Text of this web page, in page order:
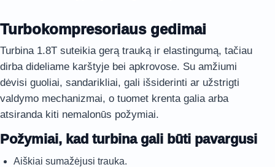
Turbokompresoriaus gedimai
Turbina 1.8T suteikia gerą trauką ir elastingumą, tačiau
dirba dideliame karštyje bei apkrovose. Su amžiumi
dėvisi guoliai, sandarikliai, gali išsiderinti ar užstrigti
valdymo mechanizmai, o tuomet krenta galia arba
atsiranda kiti nemalonūs požymiai.
Požymiai, kad turbina gali būti pavargusi
Aiškiai sumažėjusi trauka.